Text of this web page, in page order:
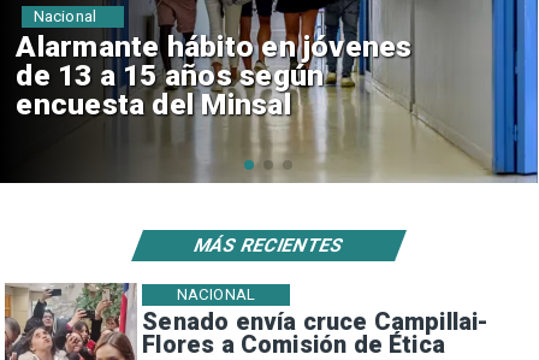
Aprueban creación del Parque
Sebastián Piñera con inversión
de $4 mil millones
Regiones
Senado envía cruce Campillai-
Flores a Comisión de Ética
NACIONAL
MÁS RECIENTES